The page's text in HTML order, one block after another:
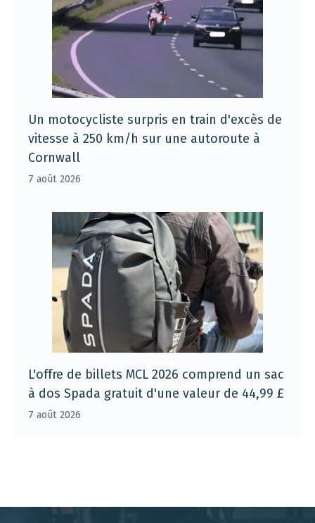
Un motocycliste surpris en train d'excès de
vitesse à 250 km/h sur une autoroute à
Cornwall
7 août 2026
L'offre de billets MCL 2026 comprend un sac
à dos Spada gratuit d'une valeur de 44,99 £
7 août 2026